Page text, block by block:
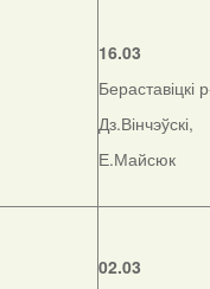
16.03
Бераставіцкі
Дз.Вінчэўскі,
Е.Майсюк
02.03